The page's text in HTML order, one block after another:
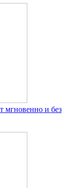
мгновенно и без